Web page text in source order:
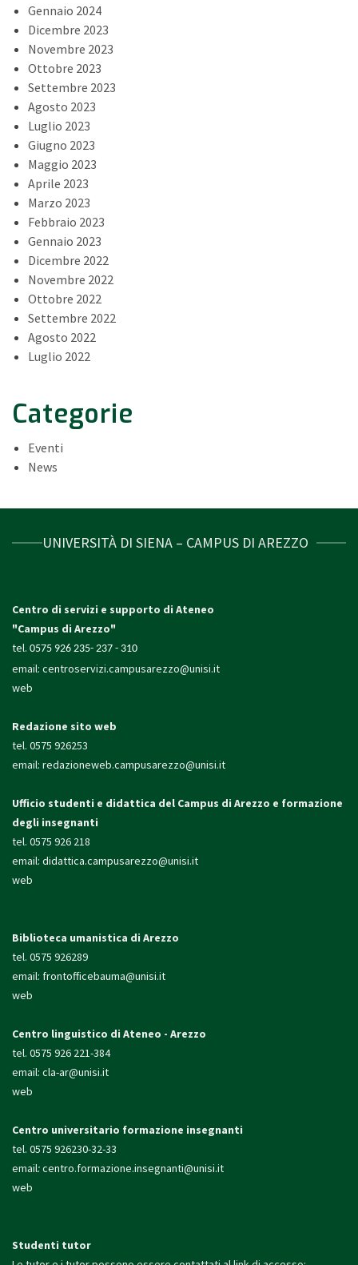
Gennaio 2024
Dicembre 2023
Novembre 2023
Ottobre 2023
Settembre 2023
Agosto 2023
Luglio 2023
Giugno 2023
Maggio 2023
Aprile 2023
Marzo 2023
Febbraio 2023
Gennaio 2023
Dicembre 2022
Novembre 2022
Ottobre 2022
Settembre 2022
Agosto 2022
Luglio 2022
Categorie
Eventi
News
UNIVERSITÀ DI SIENA – CAMPUS DI AREZZO
Centro di servizi e supporto di Ateneo
"Campus di Arezzo"
tel. 0575 926 235- 237 - 310
email: centroservizi.campusarezzo@unisi.it
web
Redazione sito web
tel. 0575 926253
email: redazioneweb.campusarezzo@unisi.it
Ufficio studenti e didattica del Campus di Arezzo e formazione
degli insegnanti
tel. 0575 926 218
email: didattica.campusarezzo@unisi.it
web
Biblioteca umanistica di Arezzo
tel. 0575 926289
email: frontofficebauma@unisi.it
web
Centro linguistico di Ateneo - Arezzo
tel. 0575 926 221-384
email: cla-ar@unisi.it
web
Centro universitario formazione insegnanti
tel. 0575 926230-32-33
email:centro.formazione.insegnanti@unisi.it
web
Studenti tutor